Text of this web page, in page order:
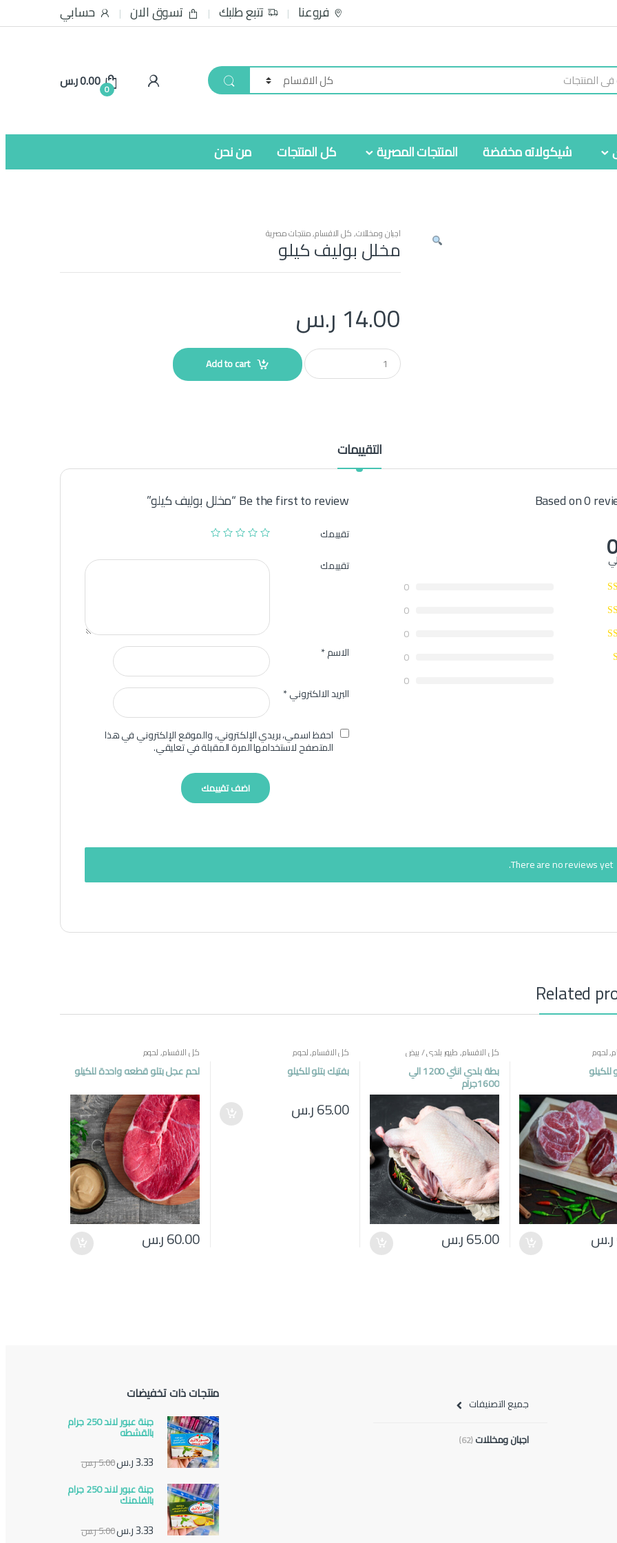
فروعنا تتبع طلبك تسوق الان حسابي
0
0.00ر.س
شيكولاته مخفضة المنتجات المصرية كل المنتجات من نحن
اجبان ومخللات,كل الاقسام,منتجات مصرية
مخلل بوليف كيلو
14.00 ر.س
Q
u
a
Add to cart
التقييمات
Based on 0
0
0
0
0
0
Be the first to review “مخلل بوليف كيلو”
تقييمك
تقييمك
الاسم*
البريد الالكتروني*
احفظ اسمي، بريدي الإلكتروني، والموقع الإلكتروني في هذا
المتصفح لاستخدامها المرة المقبلة في تعليقي.
There are no reviews yet.
Related
,لحوم
للكيلو
ر.س
كل الاقسام,طيور بلدي / بيض
بطة بلدي انثي 1200 الي
1600جرام
65.00ر.س
كل الاقسام,لحوم
بفتيك بتلو للكيلو
65.00ر.س
كل الاقسام,لحوم
لحم عجل بتلو قطعه واحدة للكيلو
60.00ر.س
جميع التصنيفات
اجبان ومخللات(62)
منتجات ذات تخفيضات
جبنة عبور لاند 250 جرام
بالقشطه
3.33ر.س5.00ر.س
جبنة عبور لاند 250 جرام
بالفلمنك
3.33ر.س5.00ر.س